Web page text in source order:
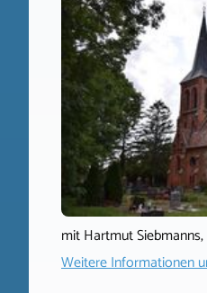
mit Hartmut
Weitere Informationen